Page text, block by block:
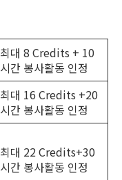
최대 8 Credits + 10
시간 봉사활동 인정
최대 16 Credits +20
시간 봉사활동 인정
최대 22 Credits+30
시간 봉사활동 인정